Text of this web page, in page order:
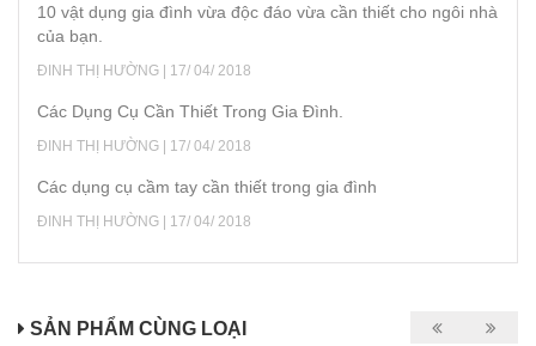
10 vật dụng gia đình vừa độc đáo vừa cần thiết cho ngôi nhà
của bạn.
ĐINH THỊ HƯỜNG | 17/ 04/ 2018
Các Dụng Cụ Cần Thiết Trong Gia Đình.
ĐINH THỊ HƯỜNG | 17/ 04/ 2018
Các dụng cụ cầm tay cần thiết trong gia đình
ĐINH THỊ HƯỜNG | 17/ 04/ 2018
SẢN PHẨM CÙNG LOẠI